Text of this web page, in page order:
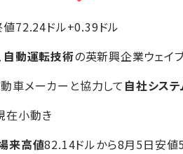
72.24ドル+0.39ドル
自動運転技術の英新興企業ウェイ
車メーカーと協力して 自社シス
在小動き
来高値82.14ドルから8月5日安値